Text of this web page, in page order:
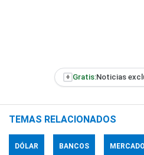
+ Gratis:Noticias
TEMAS RELACIONADOS
DÓLAR BANCOS